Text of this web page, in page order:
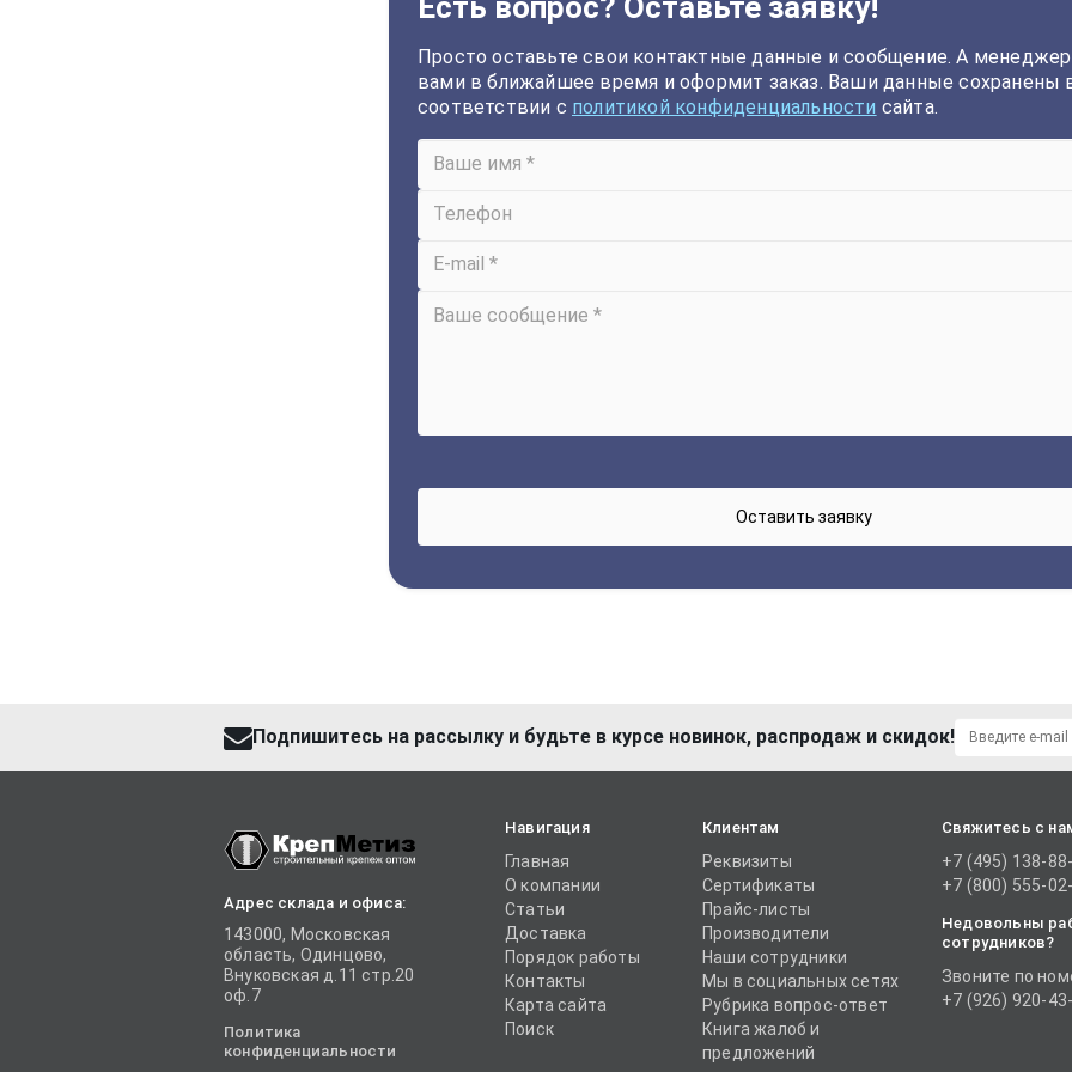
Просто оставьте свои контактные данные и сообщение. А
вами в ближайшее время и оформит заказ. Ваши данные сохранены
соответствии с политикой конфиденциальности сайта.
Подпишитесь на рассылку и будьте в курсе новинок, распродаж и скидок!
Адрес склада и офиса:
143000, Московская
область, Одинцово,
Внуковская д.11 стр.20
оф.7
Политика
конфиденциальности
Навигация
Главная
О компании
Статьи
Доставка
Порядок работы
Контакты
Карта сайта
Поиск
Клиентам
Реквизиты
Сертификаты
Прайс-листы
Производители
Наши сотрудники
Мы в социальных сетях
Рубрика вопрос-ответ
Книга жалоб и
предложений
Свяжитесь с
+7 (495) 138-
+7 (800) 555-
Недовольны
сотрудников?
Звоните по
+7 (926) 920-